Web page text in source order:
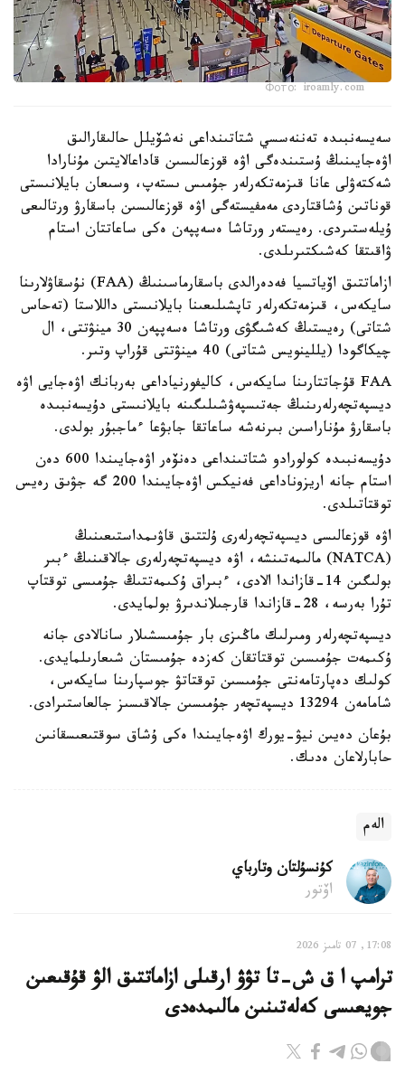
Фото: iroamly.com
سەيسەنبىدە تەننەسسي شتاتىنداعى نەشۆيلل حالىقارالىق
اۋەجايىنىڭ ۇستىندەگى اۋە قوزعالىسىن قاداعالايتىن مۇنارادا
شەكتەۋلى عانا قىزمەتكەرلەر جۇمىس ىستەپ، وسىعان بايلانىستى
قوناتىن ۇشاقتاردى مەمفيستەگى اۋە قوزعالىسىن باسقارۋ ورتالىعى
ۇيلەستىردى. رەيستەر ورتاشا ەسەپپەن ەكى ساعاتتان استام
ۋاقىتقا كەشىكتىرىلدى.
ازاماتتىق اۆياتسيا فەدەرالدى باسقارماسىنىڭ (FAA) نۇسقاۋلارىنا
سايكەس، قىزمەتكەرلەر تاپشىلىعىنا بايلانىستى داللاستا (تەحاس
شتاتى) رەيستىڭ كەشىگۋى ورتاشا ەسەپپەن 30 مينۋتتى، ال
چيكاگودا (يللينويس شتاتى) 40 مينۋتتى قۇراپ وتىر.
FAA قۇجاتتارىنا سايكەس، كاليفورنياداعى بەربانك اۋەجايى اۋە
ديسپەتچەرلەرىنىڭ جەتىسپەۋشىلىگىنە بايلانىستى دۇيسەنبىدە
باسقارۋ مۇناراسىن بىرنەشە ساعاتقا جابۋعا ءماجبۇر بولدى.
دۇيسەنبىدە كولورادو شتاتىنداعى دەنۆەر اۋەجايىندا 600 دەن
استام جانە اريزوناداعى فەنيكس اۋەجايىندا 200 گە جۋىق رەيس
توقتاتىلدى.
اۋە قوزعالىسى ديسپەتچەرلەرى ۇلتتىق قاۋىمداستىعىنىڭ
(NATCA) مالىمەتىنشە، اۋە ديسپەتچەرلەرى جالاقىنىڭ ءبىر
بولىگىن 14-قازاندا الادى، ءبىراق ۇكىمەتتىڭ جۇمىسى توقتاپ
تۇرا بەرسە، 28-قازاندا قارجىلاندىرۋ بولمايدى.
ديسپەتچەرلەر ومىرلىك ماڭىزى بار جۇمىسشىلار سانالادى جانە
ۇكىمەت جۇمىسىن توقتاتقان كەزدە جۇمىستان شىعارىلمايدى.
كولىك دەپارتامەنتى جۇمىسىن توقتاتۋ جوسپارىنا سايكەس،
شامامەن 13294 ديسپەتچەر جۇمىسىن جالاقىسىز جالعاستىرادى.
بۇعان دەيىن نيۋ-يورك اۋەجايىندا ەكى ۇشاق سوقتىعىسقانىن
حابارلاعان ەدىك.
الەم
كۇنسۇلتان وتارباي
اۆتور
17:08, 07 تامىز 2026
ترامپ ا ق ش-تا تۋۋ ارقىلى ازاماتتىق الۋ قۇقىعىن
جويعىسى كەلەتىنىن مالىمدەدى